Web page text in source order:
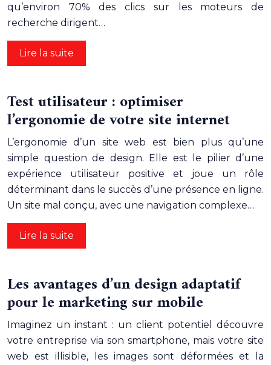
qu’environ 70% des clics sur les moteurs de
recherche dirigent…
Lire la suite
Test utilisateur : optimiser
l’ergonomie de votre site internet
L’ergonomie d’un site web est bien plus qu’une
simple question de design. Elle est le pilier d’une
expérience utilisateur positive et joue un rôle
déterminant dans le succès d’une présence en ligne.
Un site mal conçu, avec une navigation complexe…
Lire la suite
Les avantages d’un design adaptatif
pour le marketing sur mobile
Imaginez un instant : un client potentiel découvre
votre entreprise via son smartphone, mais votre site
web est illisible, les images sont déformées et la